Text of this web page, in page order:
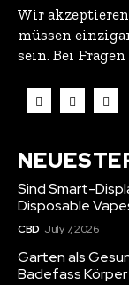
Wir
müssen
sein. Bei
Sind Smart-
Disposable
CBD July 7, 2026
Garten als
Badefass